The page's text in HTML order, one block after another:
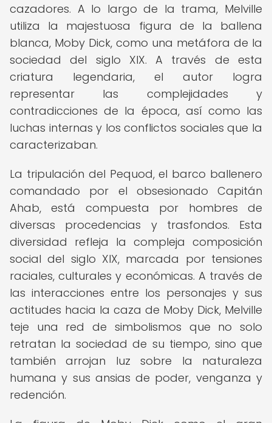
cazadores. A lo largo de la trama, Melville
utiliza la majestuosa figura de la ballena
blanca, Moby Dick, como una metáfora de la
sociedad del siglo XIX. A través de esta
criatura legendaria, el autor logra
representar las complejidades y
contradicciones de la época, así como las
luchas internas y los conflictos sociales que la
caracterizaban.
La tripulación del Pequod, el barco ballenero
comandado por el obsesionado Capitán
Ahab, está compuesta por hombres de
diversas procedencias y trasfondos. Esta
diversidad refleja la compleja composición
social del siglo XIX, marcada por tensiones
raciales, culturales y económicas. A través de
las interacciones entre los personajes y sus
actitudes hacia la caza de Moby Dick, Melville
teje una red de simbolismos que no solo
retratan la sociedad de su tiempo, sino que
también arrojan luz sobre la naturaleza
humana y sus ansias de poder, venganza y
redención.